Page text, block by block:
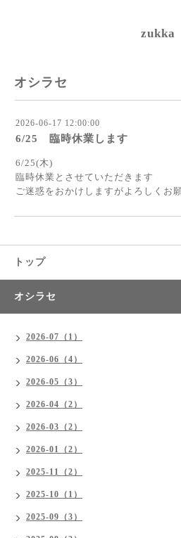
zukka
オシラセ
2026-06-17 12:00:00
6/25 臨時休業します
6/25(木)
臨時休業とさせていただきます
ご迷惑をおかけしますがよろしくお
トップ
オシラセ
2026-07（1）
2026-06（4）
2026-05（3）
2026-04（2）
2026-03（2）
2026-01（2）
2025-11（2）
2025-10（1）
2025-09（3）